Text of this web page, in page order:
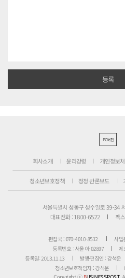
PC버전
회사소개 윤리강령 개인정보
청소년보호정책 정정·반론보도
서울특별시 성동구 성수일로 39-34
대표전화 : 1800-6522
팩
편집국 : 070-4010-8512
사업
등록번호 : 서울 아 02897
제
등록일: 2013.11.13
발행·편집인 : 강석운
청소년보호책임자 : 강석운
Copyright ⓒBUSINESSPOST.